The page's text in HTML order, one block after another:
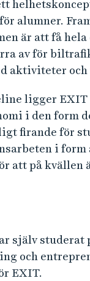
alumner.
är att få
av för
aktiviteter
ligger
i den form
firande för
i
att på kvällen
själv studerat
och
EXIT.